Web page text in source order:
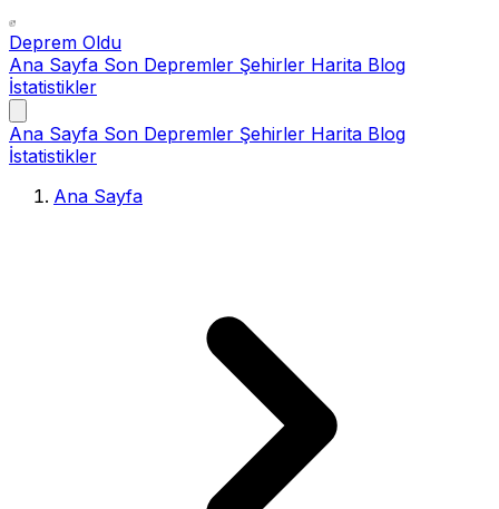
Deprem Oldu
Ana Sayfa Son Depremler Şehirler Harita Blog
İstatistikler
Ana Sayfa Son Depremler Şehirler Harita Blog
İstatistikler
Ana Sayfa